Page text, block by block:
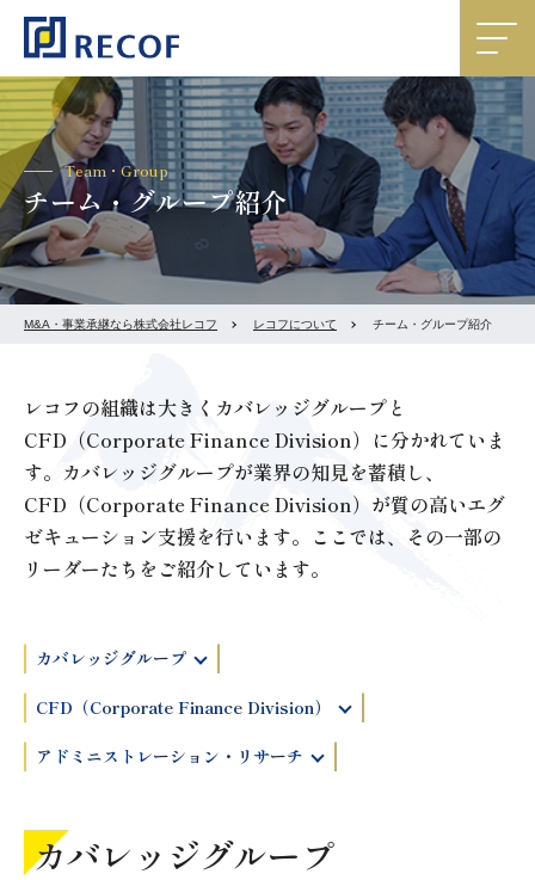
Team・Group
チーム・グループ紹介
M&A・事業承継なら株式会社レコフ レコフについて チーム・グループ紹介
レコフの組織は大きくカバレッジグループと
CFD（Corporate Finance Division）に分かれていま
す。 カバレッジグループが業界の知見を蓄積し、
CFD（Corporate Finance Division）が質の高いエグ
ゼキューション支援を行います。 ここでは、その一部の
リーダーたちをご紹介しています。
カバレッジグループ
CFD（Corporate Finance Division）
アドミニストレーション・リサーチ
カバレッジグループ